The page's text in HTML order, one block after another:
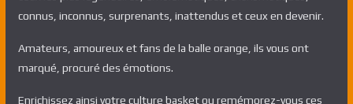
connus, inconnus, surprenants, inattendus et ceux en devenir.
Amateurs, amoureux et fans de la balle orange, ils vous ont
marqué, procuré des émotions.
Enrichissez ainsi votre culture basket ou remémorez-vous ces